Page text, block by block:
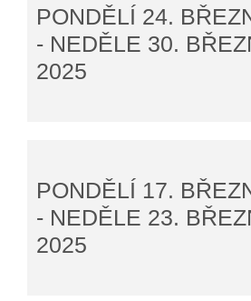
PONDĚLÍ 24.
- NEDĚLE 30.
2025
PONDĚLÍ 17.
- NEDĚLE 23.
2025